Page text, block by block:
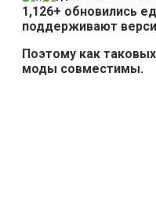
1,126+ обновились
поддерживают
Поэтому как
моды совместимы.